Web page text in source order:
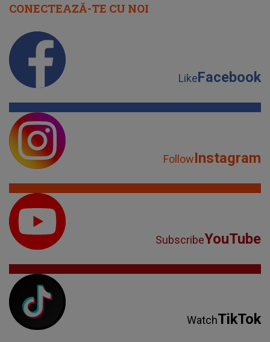
CONECTEAZĂ-TE CU NOI
LikeFacebook
FollowInstagram
SubscribeYouTube
WatchTikTok